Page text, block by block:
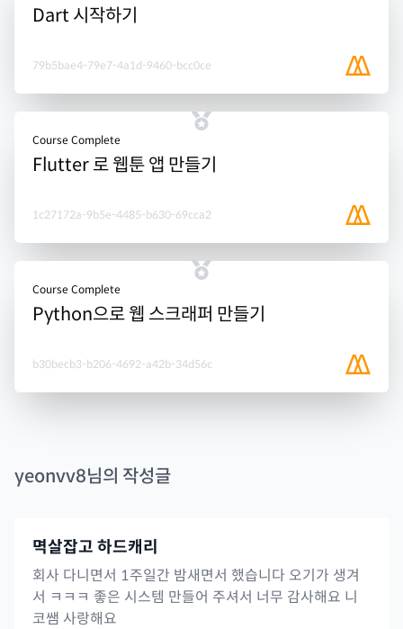
Dart 시작하기
79b5bae4-79e7-4a1d-9460-bcc0ce
Course Complete
Flutter 로 웹툰 앱 만들기
1c27172a-9b5e-4485-b630-69cca2
Course Complete
Python으로 웹 스크래퍼 만들기
b30becb3-b206-4692-a42b-34d56c
yeonvv8님의 작성글
멱살잡고 하드캐리
회사 다니면서 1주일간 밤새면서 했습니다 오기가 생겨
서 ㅋㅋㅋ 좋은 시스템 만들어 주셔서 너무 감사해요 니
코쌤 사랑해요